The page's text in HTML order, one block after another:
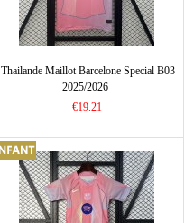
Thailande Maillot Barcelone Special B03
2025/2026
€19.21